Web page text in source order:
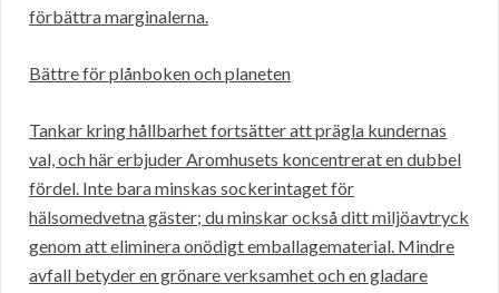
förbättra marginalerna.
Bättre för plånboken och planeten
Tankar kring hållbarhet fortsätter att prägla kundernas
val, och här erbjuder Aromhusets koncentrerat en dubbel
fördel. Inte bara minskas sockerintaget för
hälsomedvetna gäster; du minskar också ditt miljöavtryck
genom att eliminera onödigt emballagematerial. Mindre
avfall betyder en grönare verksamhet och en gladare